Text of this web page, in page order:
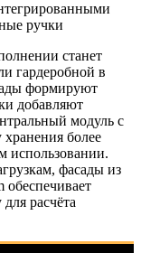
ручки
станет
гардеробной в
формируют
добавляют
модуль с
более
использовании.
фасады из
расчёта